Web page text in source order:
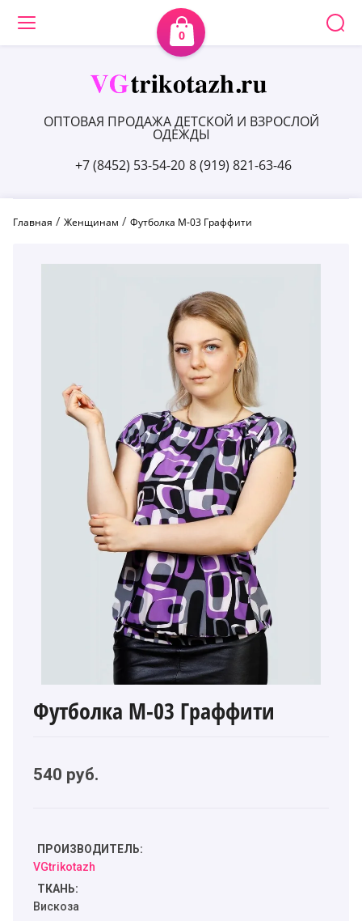
0
+7 (8452) 53-54-20 8 (919) 821-63-46
ОПТОВАЯ ПРОДАЖА ДЕТСКОЙ И ВЗРОСЛОЙ
ОДЕЖДЫ
Главная / Женщинам / Футболка М-03 Граффити
Футболка М-03 Граффити
540 руб.
ПРОИЗВОДИТЕЛЬ:
VGtrikotazh
ТКАНЬ:
Вискоза